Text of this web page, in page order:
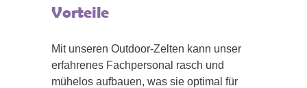
Vorteile
Mit unseren Outdoor-Zelten kann unser
erfahrenes Fachpersonal rasch und
mühelos aufbauen, was sie optimal für